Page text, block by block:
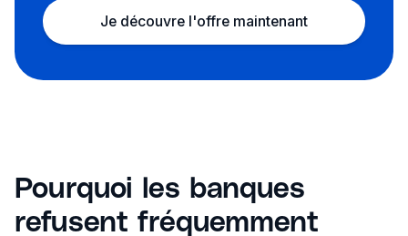
Je découvre l'offre maintenant
Pourquoi les banques
refusent fréquemment